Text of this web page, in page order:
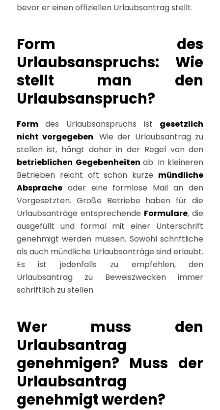
bevor er einen offiziellen Urlaubsantrag stellt.
Form des
Urlaubsanspruchs: Wie
stellt man den
Urlaubsanspruch?
Formdes Urlaubsanspruchs ist gesetzlich
nicht vorgegeben. Wie der Urlaubsantrag zu
stellen ist, hängt daher in der Regel von den
betrieblichen Gegebenheiten ab. In kleineren
Betrieben reicht oft schon kurze mündliche
Abspracheoder eine formlose Mail an den
Vorgesetzten. Große Betriebe haben für die
Urlaubsanträge entsprechende Formulare, die
ausgefüllt und formal mit einer Unterschrift
genehmigt werden müssen. Sowohl schriftliche
als auch mündliche Urlaubsanträge sind erlaubt.
Es ist jedenfalls zu empfehlen, den
Urlaubsantrag zu Beweiszwecken immer
schriftlich zu stellen.
Wer muss den
Urlaubsantrag
genehmigen? Muss der
Urlaubsantrag
genehmigt werden?